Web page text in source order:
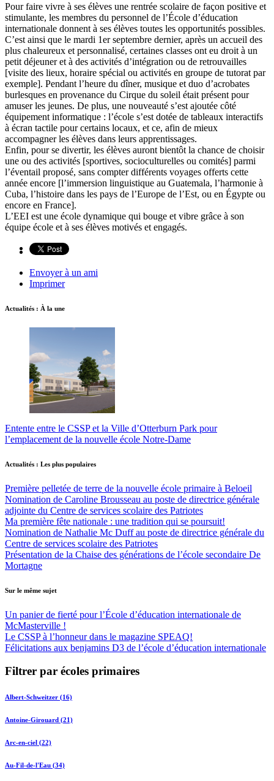
Pour faire vivre à ses élèves une rentrée scolaire de façon positive et
stimulante, les membres du personnel de l’École d’éducation
internationale donnent à ses élèves toutes les opportunités possibles.
C’est ainsi que le mardi 1er septembre dernier, après un accueil des
plus chaleureux et personnalisé, certaines classes ont eu droit à un
petit déjeuner et à des activités d’intégration ou de retrouvailles
[visite des lieux, horaire spécial ou activités en groupe de tutorat par
exemple]. Pendant l’heure du dîner, musique et duo d’acrobates
burlesques en provenance du Cirque du soleil était présent pour
amuser les jeunes. De plus, une nouveauté s’est ajoutée côté
équipement informatique : l’école s’est dotée de tableaux interactifs
à écran tactile pour certains locaux, et ce, afin de mieux
accompagner les élèves dans leurs apprentissages.
Enfin, pour se divertir, les élèves auront bientôt la chance de choisir
une ou des activités [sportives, socioculturelles ou comités] parmi
l’éventail proposé, sans compter différents voyages offerts cette
année encore [l’immersion linguistique au Guatemala, l’harmonie à
Cuba, l’histoire dans les pays de l’Europe de l’Est, ou en Égypte ou
encore en France].
L’EEI est une école dynamique qui bouge et vibre grâce à son
équipe école et à ses élèves motivés et engagés.
Envoyer à un ami
Imprimer
Actualités : À la une
Entente entre le CSSP et la Ville d’Otterburn Park pour
l’emplacement de la nouvelle école Notre-Dame
Actualités : Les plus populaires
Première pelletée de terre de la nouvelle école primaire à Beloeil
Nomination de Caroline Brousseau au poste de directrice générale
adjointe du Centre de services scolaire des Patriotes
Ma première fête nationale : une tradition qui se poursuit!
Nomination de Nathalie Mc Duff au poste de directrice générale du
Centre de services scolaire des Patriotes
Présentation de la Chaise des générations de l’école secondaire De
Mortagne
Sur le même sujet
Un panier de fierté pour l’École d’éducation internationale de
McMasterville !
Le CSSP à l’honneur dans le magazine SPEAQ!
Félicitations aux benjamins D3 de l’école d’éducation internationale
Filtrer par écoles primaires
Albert-Schweitzer (16)
Antoine-Girouard (21)
Arc-en-ciel (22)
Au-Fil-de-l'Eau (34)